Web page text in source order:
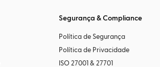
Segurança & Compliance
Política de Segurança
Política de Privacidade
ISO 27001 & 27701